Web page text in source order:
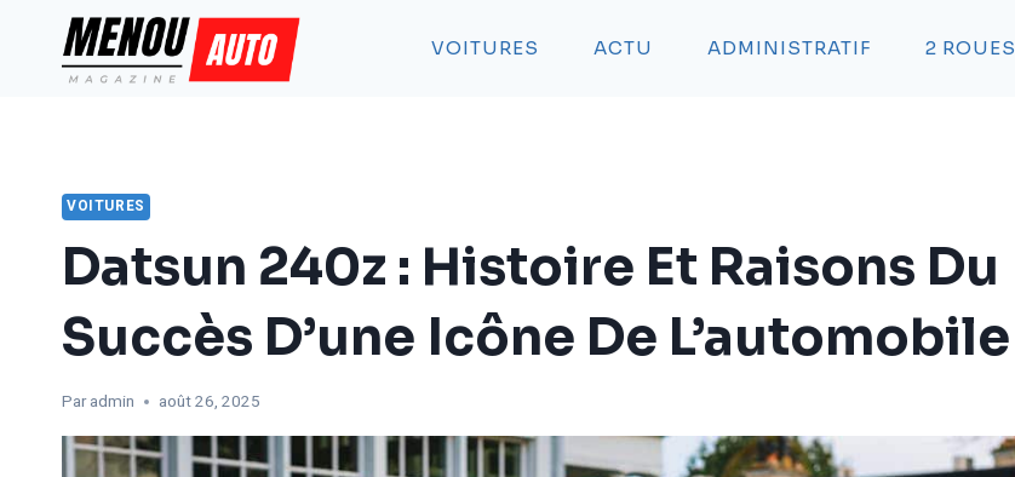
contenu
VOITURES ACTU ADMINISTRATIF 2 ROUES
VOITURES
Datsun 240z : Histoire Et Raisons Du
Succès D’une Icône De L’automobile
Par admin août 26, 2025